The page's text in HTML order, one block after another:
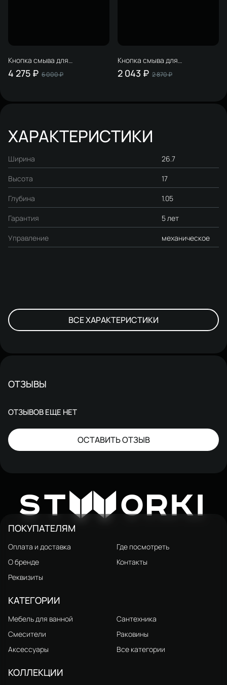
Кнопка смыва для
инсталляции STWORKI
S510000 / Geberit Duofix UP
4 275 ₽ 6 000 ₽
Кнопка смыва для
инсталляции STWORKI
Хельсинки S33505MWH АБС-
2 043 ₽ 2 870 ₽
ХАРАКТЕРИСТИКИ
Ширина 26.7
Высота 17
Глубина 1.05
Гарантия 5 лет
Управление механическое
ВСЕ ХАРАКТЕРИСТИКИ
ОТЗЫВЫ
ОТЗЫВОВ ЕЩЕ НЕТ
ОСТАВИТЬ ОТЗЫВ
STW ORKI
ПОКУПАТЕЛЯМ
Оплата и доставка
Где посмотреть
О бренде
Контакты
Реквизиты
КАТЕГОРИИ
Мебель для ванной
Сантехника
Смесители
Раковины
Аксессуары
Все категории
КОЛЛЕКЦИИ